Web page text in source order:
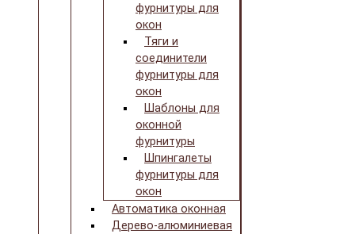
фурнитуры для
окон
Тяги и
соединители
фурнитуры для
окон
Шаблоны для
оконной
фурнитуры
Шпингалеты
фурнитуры для
окон
Автоматика оконная
Дерево-алюминиевая